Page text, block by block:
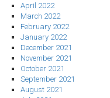
April 2022
March 2022
February 2022
January 2022
December 2021
November 2021
October 2021
September 2021
August 2021